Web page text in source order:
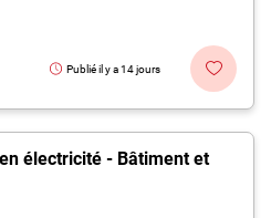
Publié il y a 14 jours
électricité - Bâtiment et